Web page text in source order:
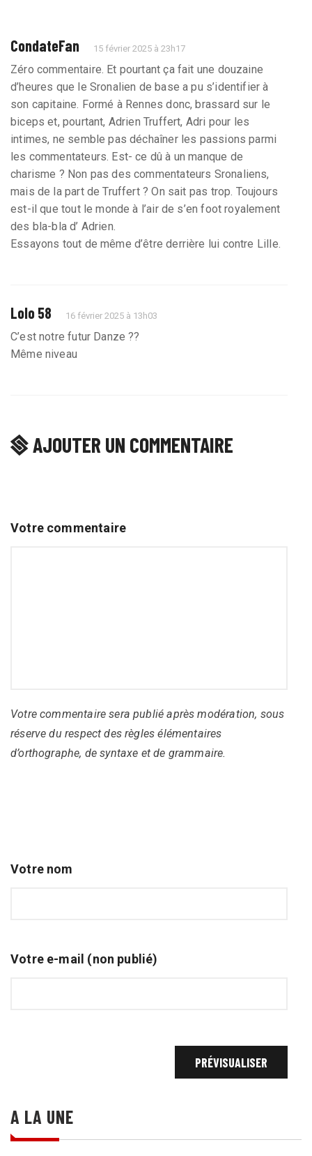
CondateFan 15 février 2025 à 23h17
Zéro commentaire. Et pourtant ça fait une douzaine
d’heures que le Sronalien de base a pu s’identifier à
son capitaine. Formé à Rennes donc, brassard sur le
biceps et, pourtant, Adrien Truffert, Adri pour les
intimes, ne semble pas déchaîner les passions parmi
les commentateurs. Est- ce dû à un manque de
charisme ? Non pas des commentateurs Sronaliens,
mais de la part de Truffert ? On sait pas trop. Toujours
est-il que tout le monde à l’air de s’en foot royalement
des bla-bla d’ Adrien.
Essayons tout de même d’être derrière lui contre Lille.
Lolo 58 16 février 2025 à 13h03
C’est notre futur Danze ??
Même niveau
AJOUTER UN COMMENTAIRE
Votre commentaire
Votre commentaire sera publié après modération, sous
réserve du respect des règles élémentaires
d’orthographe, de syntaxe et de grammaire.
Votre nom
Votre e-mail (non publié)
A LA UNE